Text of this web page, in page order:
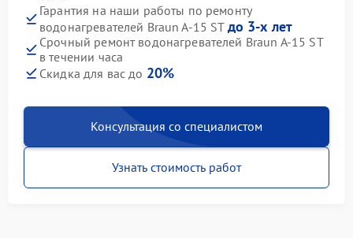
Гарантия на наши работы по ремонту
водонагревателей Braun A-15 ST до 3-х лет
Срочный ремонт водонагревателей Braun A-15 ST
в течении часа
Скидка для вас до 20%
Консультация со специалистом
Узнать стоимость работ